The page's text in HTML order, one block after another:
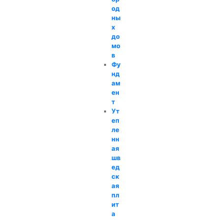
од
ны
х
до
мо
в
Фу
нд
ам
ен
т
Ут
еп
ле
нн
ая
шв
ед
ск
ая
пл
ит
а